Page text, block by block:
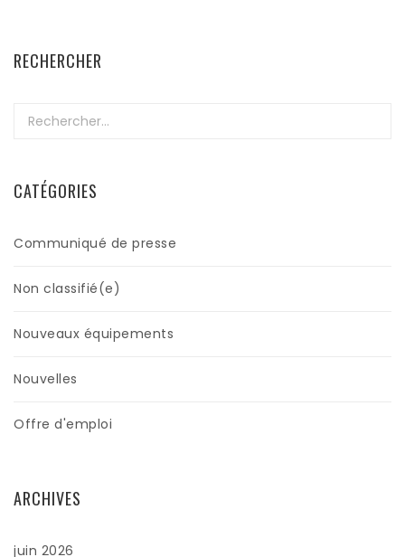
RECHERCHER
Rechercher :
CATÉGORIES
Communiqué de presse
Non classifié(e)
Nouveaux équipements
Nouvelles
Offre d'emploi
ARCHIVES
juin 2026